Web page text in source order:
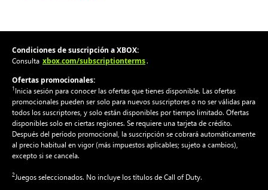
Condiciones de suscripción a XBOX:
Consulta xbox.com/subscriptionterms.
Ofertas promocionales:
1Inicia sesión para conocer las ofertas que tienes disponible. Las ofertas
promocionales pueden ser solo para nuevos suscriptores o no ser válidas para
todos los suscriptores, y solo están disponibles por tiempo limitado. Ofertas
disponibles solo en ciertas regiones. Se requiere una tarjeta de crédito.
Después del período promocional, la suscripción se cobrará automáticamente
al precio habitual en vigor (más impuestos aplicables; sujeto a cambios),
excepto si se cancela.
2Juegos seleccionados. No incluye los títulos de Call of Duty.